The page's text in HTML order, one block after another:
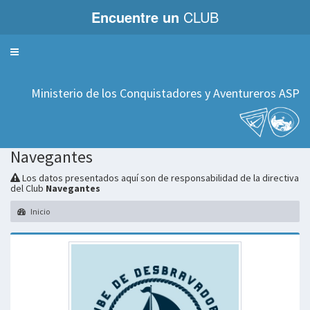
Encuentre un CLUB
Servicios
Ministerio de los Conquistadores y Aventureros ASP
Navegantes
Los datos presentados aquí son de responsabilidad de la directiva
del Club Navegantes
Inicio